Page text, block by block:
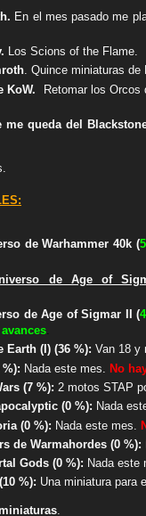
En el mes pasado me
Los Scions of the Flame.
. Quince miniaturas de
KoW.
Retomar los
queda del
de Warhammer 40k (
de Age of
de Age of Sigmar II (
.
Earth (I) (36 %): Van 18 y
Nada este mes. No
(7 %): 2 motos STAP
(0 %): Nada
(0 %): Nada este mes.
de Warmahordes (0 %):
Gods (0 %): Nada este
(10 %): Una miniatura para